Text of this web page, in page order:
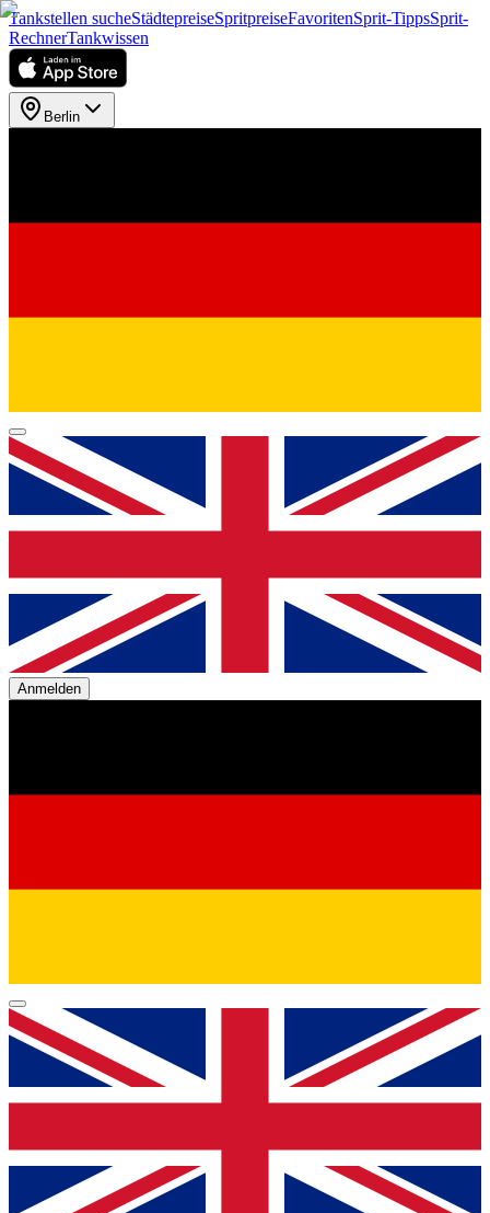
Tankstellen sucheStädtepreiseSpritpreiseFavoritenSprit-TippsSprit-
RechnerTankwissen
Berlin
Anmelden